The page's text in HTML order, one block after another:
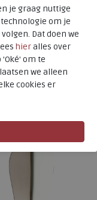
je graag nuttige
om je
Dat doen we
hieralles over
om te
we alleen
cookies er